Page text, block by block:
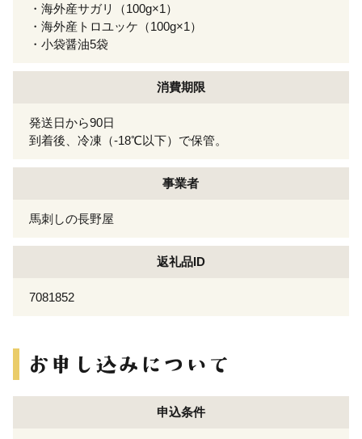
・海外産サガリ（100g×1）
・海外産トロユッケ（100g×1）
・小袋醤油5袋
消費期限
発送日から90日
到着後、冷凍（-18℃以下）で保管。
事業者
馬刺しの長野屋
返礼品ID
7081852
申込条件